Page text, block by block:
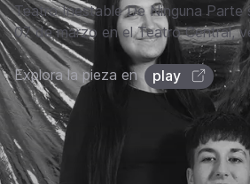
Teatro Inestable De Ninguna Parte
07 de marzo en el Teatro Central,
Explora la pieza en play